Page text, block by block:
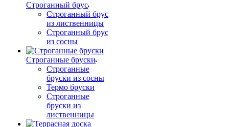
Строганный брус
Строганный брус
из лиственницы
Строганный брус
из сосны
Строганные бруски
Строганные
бруски из сосны
Термо бруски
Строганные
бруски из
лиственницы